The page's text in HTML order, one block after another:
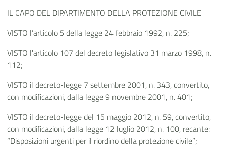
IL CAPO DEL DIPARTIMENTO DELLA PROTEZIONE CIVILE
VISTO l’articolo 5 della legge 24 febbraio 1992, n. 225;
VISTO l'articolo 107 del decreto legislativo 31 marzo 1998, n.
112;
VISTO il decreto-legge 7 settembre 2001, n. 343, convertito,
con modificazioni, dalla legge 9 novembre 2001, n. 401;
VISTO il decreto-legge del 15 maggio 2012, n. 59, convertito,
con modificazioni, dalla legge 12 luglio 2012, n. 100, recante:
“Disposizioni urgenti per il riordino della protezione civile”;